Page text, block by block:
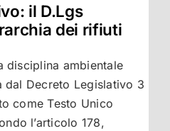
il D.Lgs
dei rifiuti
disciplina ambientale
dal Decreto Legislativo 3
come Testo Unico
l’articolo 178,